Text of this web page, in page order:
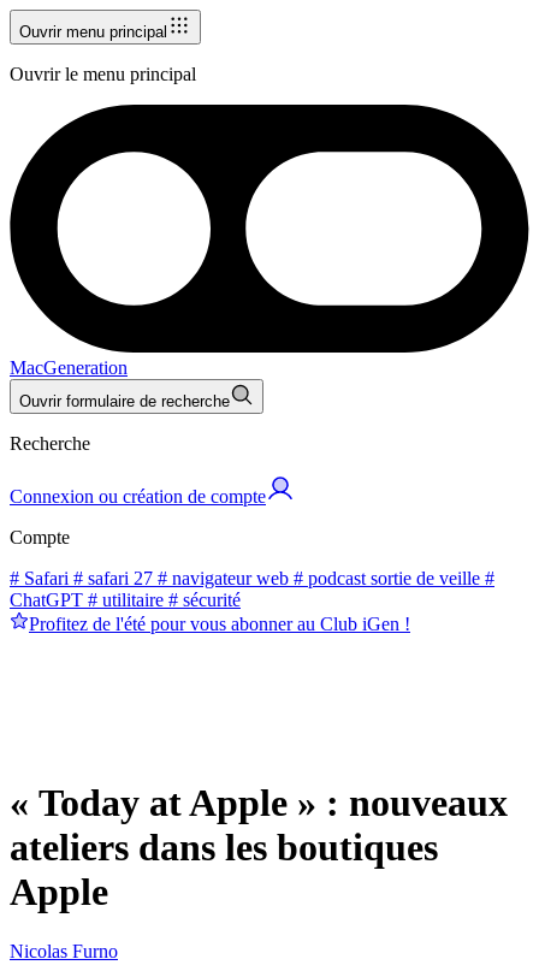
Ouvrir menu principal
Ouvrir le menu principal
MacGeneration
Ouvrir formulaire de recherche
Recherche
Connexion ou création de compte
Compte
# Safari # safari 27 # navigateur web # podcast sortie de veille #
ChatGPT # utilitaire # sécurité
Profitez de l'été pour vous abonner au Club iGen !
« Today at Apple » : nouveaux
ateliers dans les boutiques
Apple
Nicolas Furno